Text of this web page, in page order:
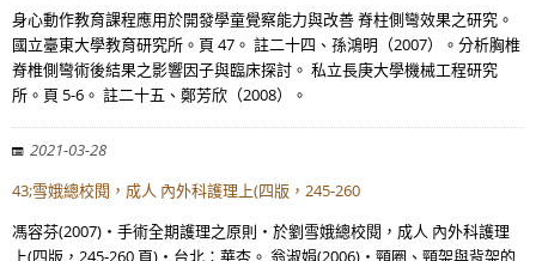
身心動作教育課程應用於開發學童覺察能力與改善 脊柱側彎效果之研究。
國立臺東大學教育研究所。頁 47。 註二十四、孫鴻明（2007）。分析胸椎
脊椎側彎術後結果之影響因子與臨床探討。 私立長庚大學機械工程研究
所。頁 5-6。 註二十五、鄭芳欣（2008）。
2021-03-28
43;雪娥總校閱，成人 內外科護理上(四版，245-260
馮容芬(2007)‧手術全期護理之原則‧於劉雪娥總校閱，成人 內外科護理
上(四版，245-260 頁)‧台北：華杏。 翁淑娟(2006)‧頸圈、頸架與背架的